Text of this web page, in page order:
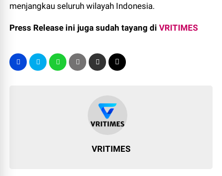
menjangkau seluruh wilayah Indonesia.
Press Release ini juga sudah tayang diVRITIMES
VRITIMES